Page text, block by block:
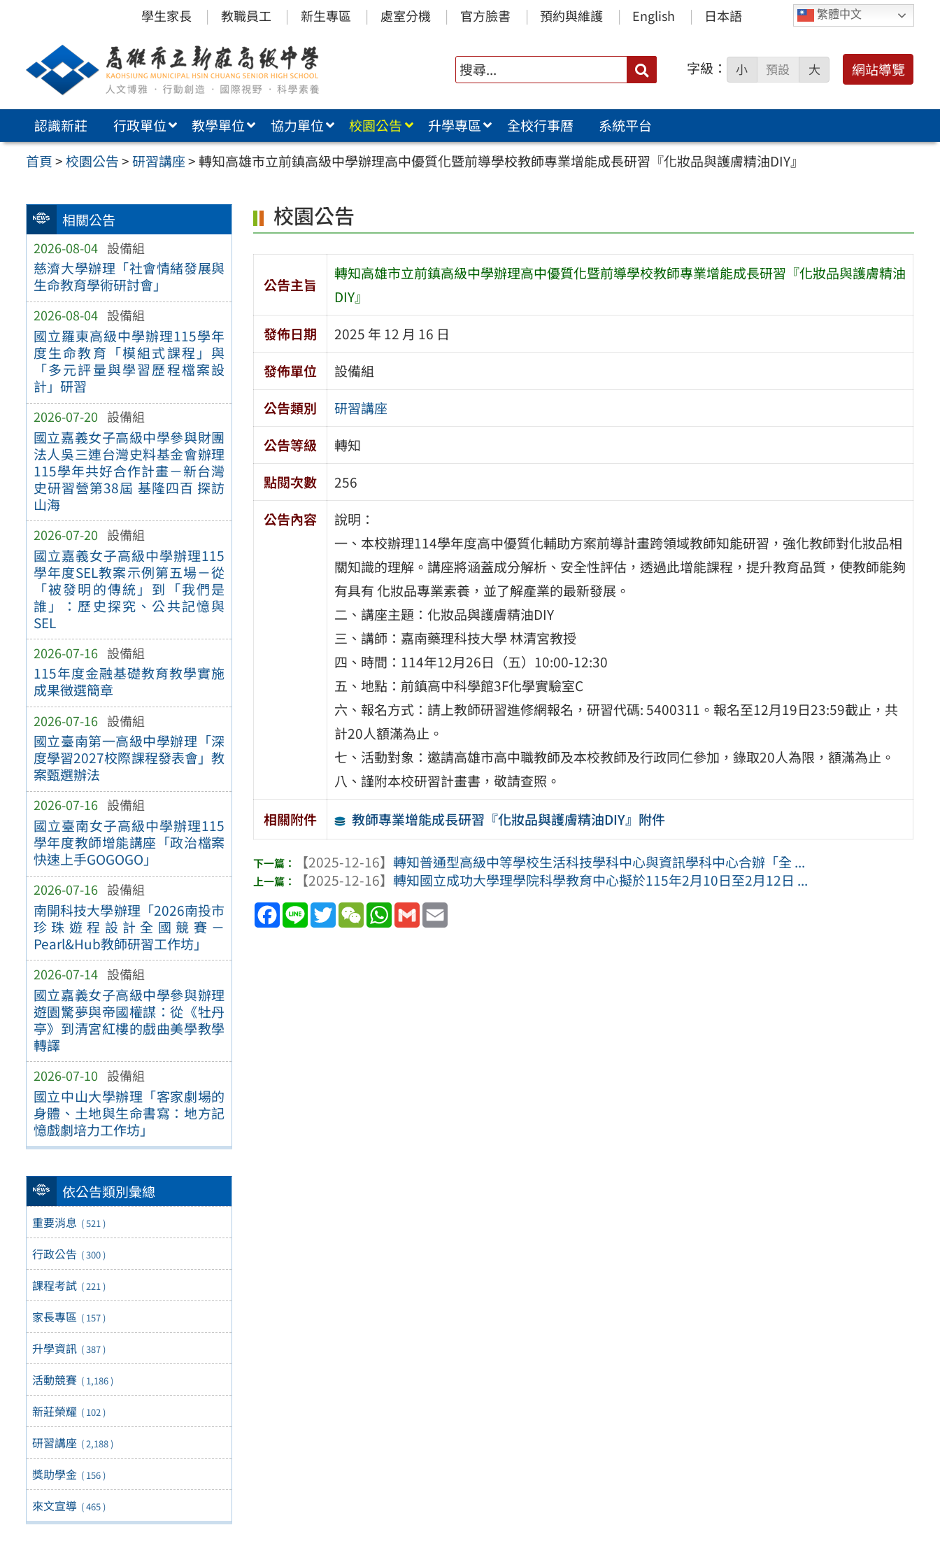
內
繁體中文
學生家長 教職員工 新生專區 處室分機 官方臉書 預約與維護 English 日本語
搜
尋：
字級： 小 預設 大 網站導覽
認識新莊 行政單位 教學單位 協力單位 校園公告 升學專區 全校行事曆
系統平台
首頁>校園公告>研習講座>轉知高雄市立前鎮高級中學辦理高中優質化暨前導學校教師專業增能成長研習『化妝品與護膚精油DIY』
相關公告
2026-08-04 設備組
慈濟大學辦理「社會情緒發展與
生命教育學術研討會」
2026-08-04 設備組
國立羅東高級中學辦理115學年
度生命教育「模組式課程」與
「多元評量與學習歷程檔案設
計」研習
2026-07-20 設備組
國立嘉義女子高級中學參與財團
法人吳三連台灣史料基金會辦理
115學年共好合作計畫－新台灣
史研習營第38屆 基隆四百 探訪
山海
2026-07-20 設備組
國立嘉義女子高級中學辦理115
學年度SEL教案示例第五場－從
「被發明的傳統」到「我們是
誰」：歷史探究、公共記憶與
SEL
2026-07-16 設備組
115年度金融基礎教育教學實施
成果徵選簡章
2026-07-16 設備組
國立臺南第一高級中學辦理「深
度學習2027校際課程發表會」教
案甄選辦法
2026-07-16 設備組
國立臺南女子高級中學辦理115
學年度教師增能講座「政治檔案
快速上手GOGOGO」
2026-07-16 設備組
南開科技大學辦理「2026南投市
珍珠遊程設計全國競賽－
Pearl&Hub教師研習工作坊」
2026-07-14 設備組
國立嘉義女子高級中學參與辦理
遊園驚夢與帝國權謀：從《牡丹
亭》到清宮紅樓的戲曲美學教學
轉譯
2026-07-10 設備組
國立中山大學辦理「客家劇場的
身體、土地與生命書寫：地方記
憶戲劇培力工作坊」
依公告類別彙總
重要消息 ( 521 )
行政公告 ( 300 )
課程考試 ( 221 )
家長專區 ( 157 )
升學資訊 ( 387 )
活動競賽 ( 1,186 )
新莊榮耀 ( 102 )
研習講座 ( 2,188 )
獎助學金 ( 156 )
來文宣導 ( 465 )
校園公告
公告主旨
轉知高雄市立前鎮高級中學辦理高中優質化暨前導學校教師專業增能成長研習『化妝品與護膚精油
DIY』
發佈日期
2025 年 12 月 16 日
發佈單位
設備組
公告類別
研習講座
公告等級
轉知
點閱次數
256
公告內容
說明：
一、本校辦理114學年度高中優質化輔助方案前導計畫跨領域教師知能研習，強化教師對化妝品相
關知識的理解。講座將涵蓋成分解析、安全性評估，透過此增能課程，提升教育品質，使教師能夠
有具有 化妝品專業素養，並了解產業的最新發展。
二、講座主題：化妝品與護膚精油DIY
三、講師：嘉南藥理科技大學 林清宮教授
四、時間：114年12月26日（五）10:00-12:30
五、地點：前鎮高中科學館3F化學實驗室C
六、報名方式：請上教師研習進修網報名，研習代碼: 5400311。報名至12月19日23:59截止，共
計20人額滿為止。
七、活動對象：邀請高雄市高中職教師及本校教師及行政同仁參加，錄取20人為限，額滿為止。
八、謹附本校研習計畫書，敬請查照。
相關附件
教師專業增能成長研習『化妝品與護膚精油DIY』附件
【2025-12-16】轉知普通型高級中等學校生活科技學科中心與資訊學科中心合辦「全 ...
【2025-12-16】轉知國立成功大學理學院科學教育中心擬於115年2月10日至2月12日 ...
Facebook
Line TwitterWeChatWhatsApp
Gmail